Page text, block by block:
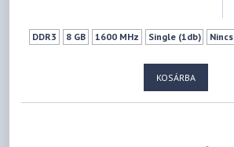
DDR3 8 GB 1600 MHz Single (1db) Nincs
KOSÁRBA